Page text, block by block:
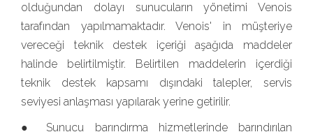
olduğundan dolayı sunucuların yönetimi Venois
tarafından yapılmamaktadır. Venois' in müşteriye
vereceği teknik destek içeriği aşağıda maddeler
halinde belirtilmiştir. Belirtilen maddelerin içerdiği
teknik destek kapsamı dışındaki talepler, servis
seviyesi anlaşması yapılarak yerine getirilir.
● Sunucu barındırma hizmetlerinde barındırılan